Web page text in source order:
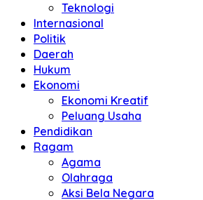
Teknologi
Internasional
Politik
Daerah
Hukum
Ekonomi
Ekonomi Kreatif
Peluang Usaha
Pendidikan
Ragam
Agama
Olahraga
Aksi Bela Negara